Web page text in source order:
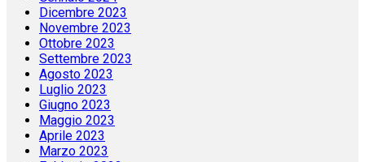
Dicembre 2023
Novembre 2023
Ottobre 2023
Settembre 2023
Agosto 2023
Luglio 2023
Giugno 2023
Maggio 2023
Aprile 2023
Marzo 2023